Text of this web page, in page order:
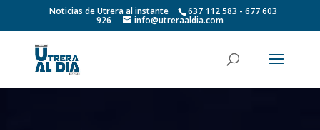
Noticias de Utrera al instante 637 112 583 - 677 603
926 info@utreraaldia.com